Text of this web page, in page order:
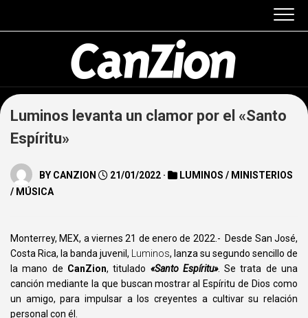
Luminos levanta un clamor por el «Santo
Espíritu»
BY CANZION 21/01/2022 · LUMINOS / MINISTERIOS
/ MÚSICA
Monterrey, MEX, a viernes 21 de enero de 2022.- Desde San José,
Costa Rica, la banda juvenil,
Luminos, lanza su segundo sencillo de
la mano de CanZion, titulado «Santo Espíritu». Se trata de una
canción mediante la que buscan mostrar al Espíritu de Dios como
un amigo, para impulsar a los creyentes a cultivar su relación
personal con él.